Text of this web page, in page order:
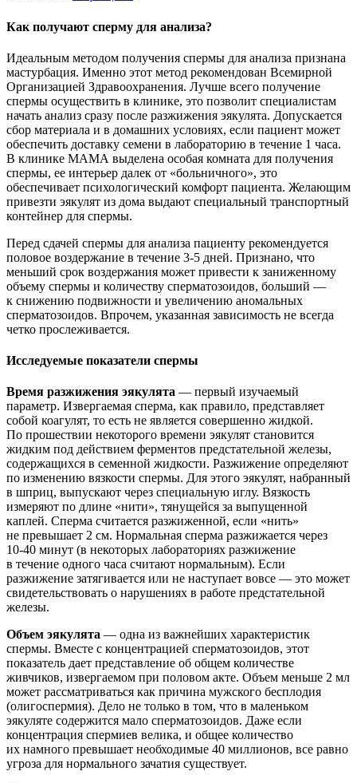
Как получают сперму для анализа?
Идеальным методом получения спермы для анализа признана
мастурбация. Именно этот метод рекомендован Всемирной
Организацией Здравоохранения. Лучше всего получение
спермы осуществить в клинике, это позволит специалистам
начать анализ сразу после разжижения эякулята. Допускается
сбор материала и в домашних условиях, если пациент может
обеспечить доставку семени в лабораторию в течение 1 часа.
В клинике МАМА выделена особая комната для получения
спермы, ее интерьер далек от «больничного», это
обеспечивает психологический комфорт пациента. Желающим
привезти эякулят из дома выдают специальный транспортный
контейнер для спермы.
Перед сдачей спермы для анализа пациенту рекомендуется
половое воздержание в течение 3-5 дней. Признано, что
меньший срок воздержания может привести к заниженному
объему спермы и количеству сперматозоидов, больший —
к снижению подвижности и увеличению аномальных
сперматозоидов. Впрочем, указанная зависимость не всегда
четко прослеживается.
Исследуемые показатели спермы
Время разжижения эякулята — первый изучаемый
параметр. Извергаемая сперма, как правило, представляет
собой коагулят, то есть не является совершенно жидкой.
По прошествии некоторого времени эякулят становится
жидким под действием ферментов предстательной железы,
содержащихся в семенной жидкости. Разжижение определяют
по изменению вязкости спермы. Для этого эякулят, набранный
в шприц, выпускают через специальную иглу. Вязкость
измеряют по длине «нити», тянущейся за выпущенной
каплей. Сперма считается разжиженной, если «нить»
не превышает 2 см. Нормальная сперма разжижается через
10-40 минут (в некоторых лабораториях разжижение
в течение одного часа считают нормальным). Если
разжижение затягивается или не наступает вовсе — это может
свидетельствовать о нарушениях в работе предстательной
железы.
Объем эякулята — одна из важнейших характеристик
спермы. Вместе с концентрацией сперматозоидов, этот
показатель дает представление об общем количестве
живчиков, извергаемом при половом акте. Объем меньше 2 мл
может рассматриваться как причина мужского бесплодия
(олигоспермия). Дело не только в том, что в маленьком
эякуляте содержится мало сперматозоидов. Даже если
концентрация спермиев велика, и общее количество
их намного превышает необходимые 40 миллионов, все равно
угроза для нормального зачатия существует.